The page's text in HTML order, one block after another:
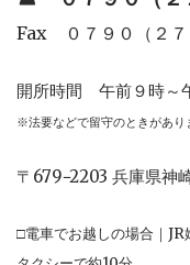
Fax ０７９０（２７
開所時間 午前９時～
※法要などで留守のときがあり
〒679−2203 兵庫県神
□電車でお越しの場合｜JR